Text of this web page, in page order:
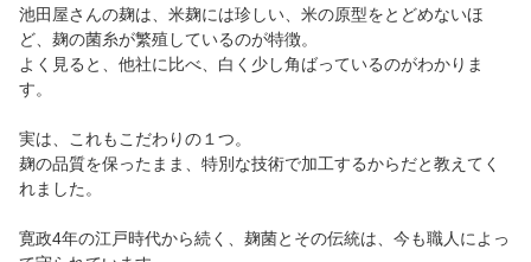
池田屋さんの麹は、米麹には珍しい、米の原型をとどめないほ
ど、麹の菌糸が繁殖しているのが特徴。
よく見ると、他社に比べ、白く少し角ばっているのがわかりま
す。
実は、これもこだわりの１つ。
麹の品質を保ったまま、特別な技術で加工するからだと教えてく
れました。
寛政4年の江戸時代から続く、麹菌とその伝統は、今も職人によっ